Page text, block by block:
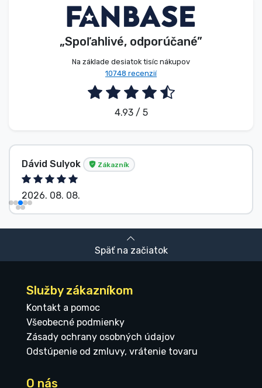
„Spoľahlivé, odporúčané”
Na základe desiatok tisíc nákupov
10748 recenzií
4.93 / 5
Anonymný Zákazník
2026. 08. 08.
Späť na začiatok
Služby zákazníkom
Kontakt a pomoc
Všeobecné podmienky
Zásady ochrany osobných údajov
Odstúpenie od zmluvy, vrátenie tovaru
O nás